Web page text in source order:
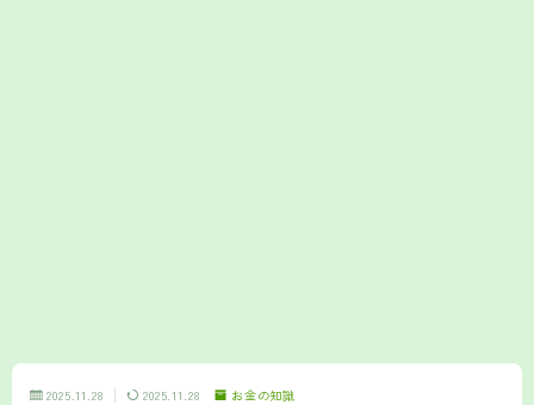
2025.11.28 2025.11.28 お金の知識